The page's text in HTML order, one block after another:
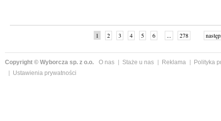
1 2 3 4 5 6 ... 278
Copyright © Wyborcza sp. z o.o. O nas Staże u nas Reklama
Polityka
Ustawienia prywatności